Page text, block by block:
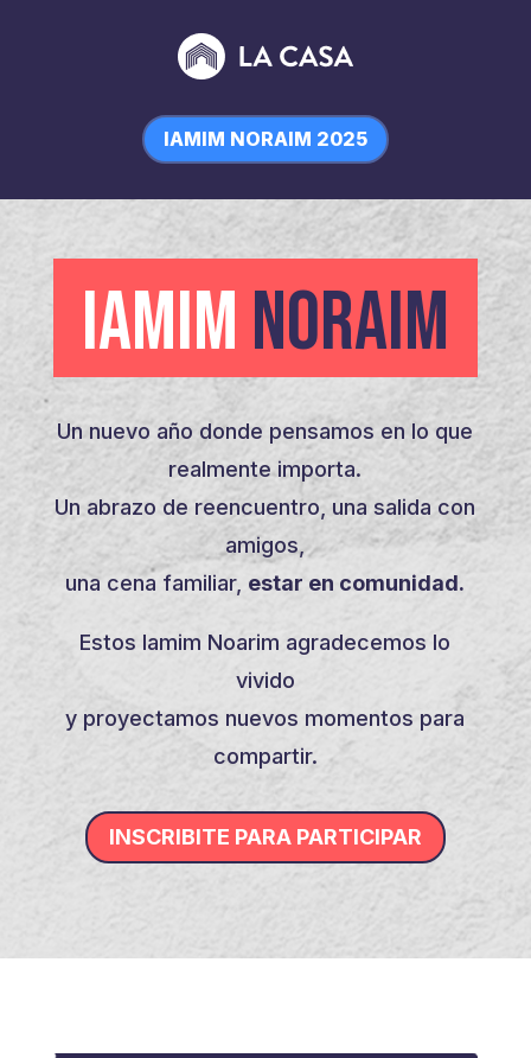
IAMIM NORAIM 2025
IAMIM NORAIM
Un nuevo año donde pensamos en lo que
realmente importa.
Un abrazo de reencuentro, una salida con
amigos,
una cena familiar, estar en comunidad.
Estos Iamim Noarim agradecemos lo
vivido
y proyectamos nuevos momentos para
compartir.
INSCRIBITE PARA PARTICIPAR